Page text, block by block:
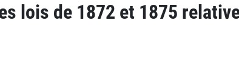
lois de 1872 et 1875